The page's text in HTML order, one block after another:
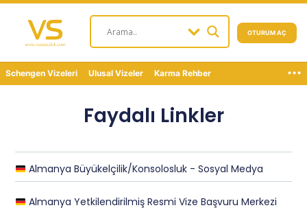
OTURUM AÇ
Schengen Vizeleri Ulusal Vizeler Karma Rehber ...
Faydalı Linkler
Almanya Büyükelçilik/Konsolosluk - Sosyal Medya
Almanya Yetkilendirilmiş Resmi Vize Başvuru Merkezi